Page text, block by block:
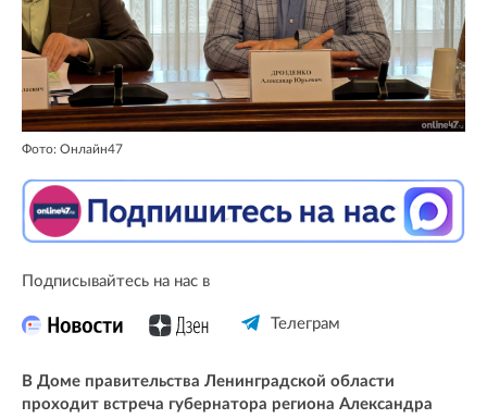
Фото: Онлайн47
Подписывайтесь на нас в
Телеграм
В Доме правительства Ленинградской области
проходит встреча губернатора региона Александра